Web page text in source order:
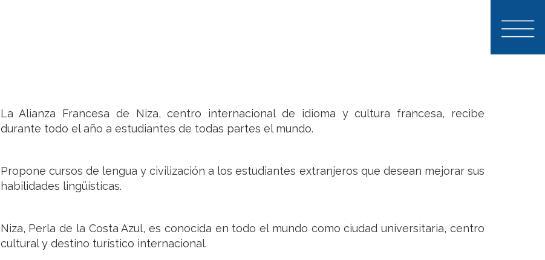
La Alianza Francesa de Niza, centro internacional de idioma y cultura francesa, recibe
durante todo el año a estudiantes de todas partes el mundo.
Propone cursos de lengua y civilización a los estudiantes extranjeros que desean mejorar sus
habilidades lingüísticas.
Niza, Perla de la Costa Azul, es conocida en todo el mundo como ciudad universitaria, centro
cultural y destino turístico internacional.